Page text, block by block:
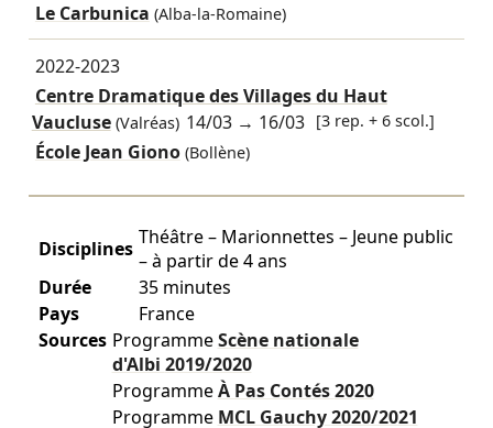
Le Carbunica (Alba-la-Romaine)
2022-2023
Centre Dramatique des Villages du Haut
Vaucluse(Valréas) 14/03 → 16/03 [3 rep. + 6 scol.]
École Jean Giono (Bollène)
Disciplines Théâtre – Marionnettes – Jeune public
– à partir de 4 ans
Durée
35 minutes
Pays
France
Sources ProgrammeScène nationale
d'Albi 2019/2020
ProgrammeÀ Pas Contés2020
Programme MCL Gauchy2020/2021